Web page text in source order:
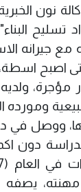
نون
"حداد تسليح
مع
حتى اصبح
ولديه
ومورده
ووصل في
دون
يصفه